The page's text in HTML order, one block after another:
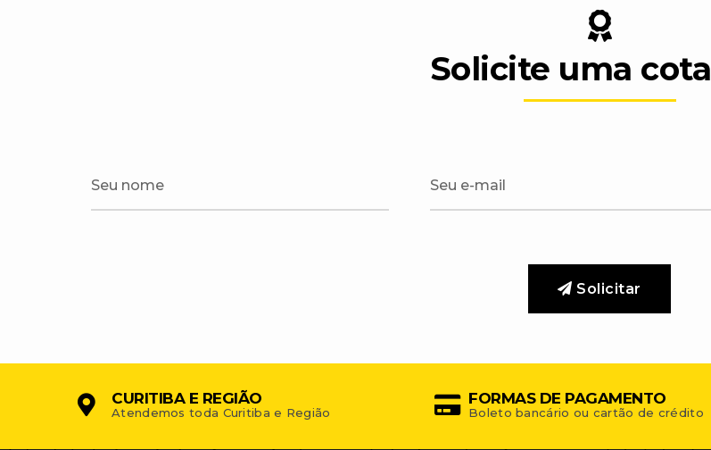
Solicite uma
Solicitar
CURITIBA E REGIÃO
Atendemos toda Curitiba e Região
FORMAS DE PAGAMENTO
Boleto bancário ou cartão de crédito